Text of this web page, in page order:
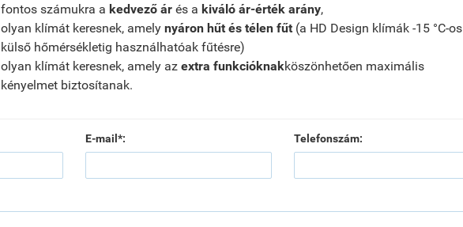
fontos számukra akedvező ár és akiváló ár-érték arány,
olyan klímát keresnek, amelynyáron hűt és télen fűt (a HD Design klímák -15 °C-os
külső hőmérsékletig használhatóak fűtésre)
olyan klímát keresnek, amely azextra funkcióknakköszönhetően maximális
kényelmet biztosítanak.
E-mail*: Telefonszám: